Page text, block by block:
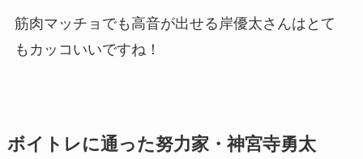
筋肉マッチョでも高音が出せる岸優太さんはとて
もカッコいいですね！
ボイトレに通った努力家・神宮寺勇太